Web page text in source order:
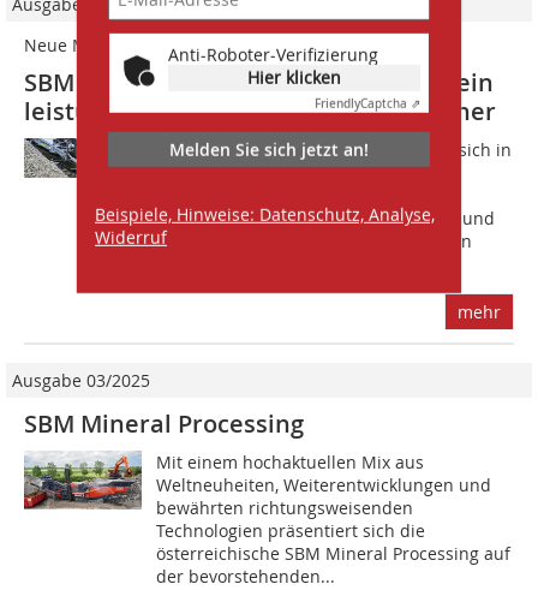
Anti-Roboter-Verifizierung
Hier klicken
FriendlyCaptcha ⇗
Melden Sie sich jetzt an!
Beispiele, Hinweise: Datenschutz, Analyse,
Widerruf
Ausgabe 11/2020
Neue Maßstäbe am Markt
SBM präsentiert den JAWMAX® 200 – ein
leistungsfähiger mobiler Backenbrecher
S?BM Mineral Processing entwickelte sich in
den letzten 70 Jahren zu einem der
Komplettanbieter von Aufbereitungs- und
Betonanlagen. Mit dem neuen mobilen
mehr
Ausgabe 03/2025
SBM Mineral Processing
Mit einem hochaktuellen Mix aus
Weltneuheiten, Weiterentwicklungen und
bewährten richtungsweisenden
Technologien präsentiert sich die
österreichische SBM Mineral Processing auf
der bevorstehenden...